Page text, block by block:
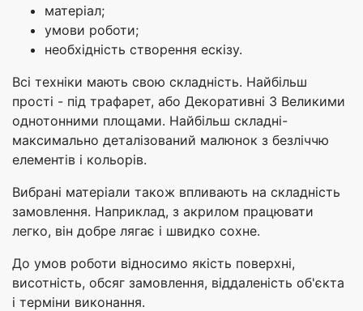
матеріал;
умови роботи;
необхідність створення ескізу.
Всі техніки мають свою складність. Найбільш
прості - під трафарет, або Декоративні З Великими
однотонними площами. Найбільш складні-
максимально деталізований малюнок з безліччю
елементів і кольорів.
Вибрані матеріали також впливають на складність
замовлення. Наприклад, з акрилом працювати
легко, він добре лягає і швидко сохне.
До умов роботи відносимо якість поверхні,
висотність, обсяг замовлення, віддаленість об'єкта
і терміни виконання.